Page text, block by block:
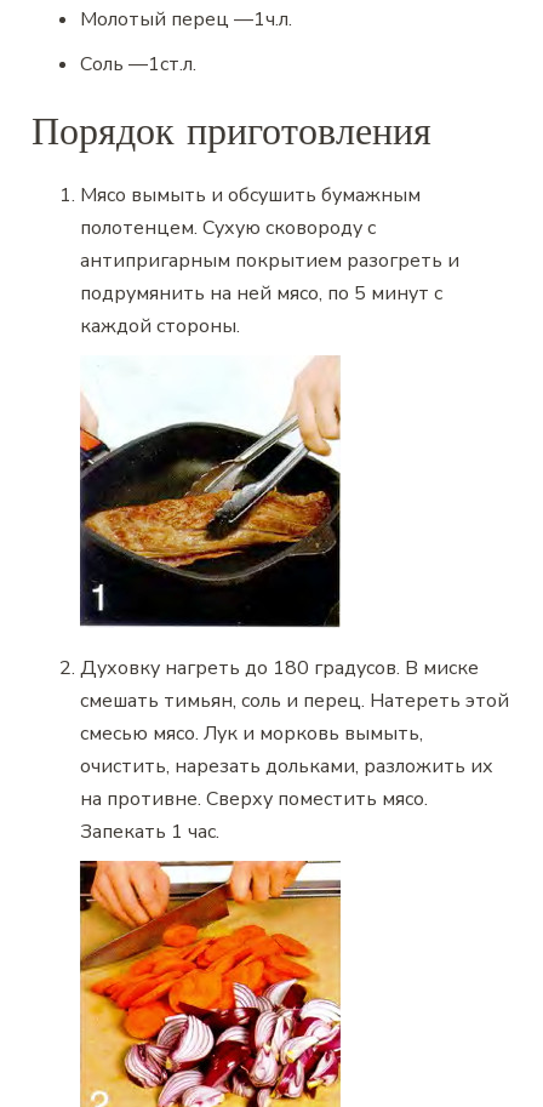
Молотый перец —1ч.л.
Соль —1ст.л.
Порядок приготовления
Мясо вымыть и обсушить бумажным
полотенцем. Сухую сковороду с
антипригарным покрытием разогреть и
подрумянить на ней мясо, по 5 минут с
каждой стороны.
Духовку нагреть до 180 градусов. В миске
смешать тимьян, соль и перец. Натереть этой
смесью мясо. Лук и морковь вымыть,
очистить, нарезать дольками, разложить их
на противне. Сверху поместить мясо.
Запекать 1 час.